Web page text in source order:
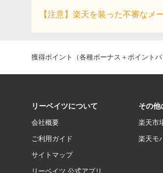
【注意】楽天を装った不審なメ
獲得ポイント（各種ボーナス＋ポイント
リーベイツについて
会社概要
ご利用ガイド
サイトマップ
リーベイツ 公式アプリ
その他
楽天市
楽天モ